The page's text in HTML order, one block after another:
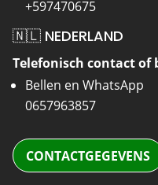
+597470675
🇳🇱 NEDERLAND
Telefonisch contact of
Bellen en WhatsApp
0657963857
CONTACTGEGEVENS